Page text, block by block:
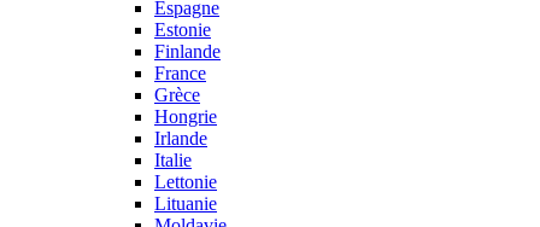
Espagne
Estonie
Finlande
France
Grèce
Hongrie
Irlande
Italie
Lettonie
Lituanie